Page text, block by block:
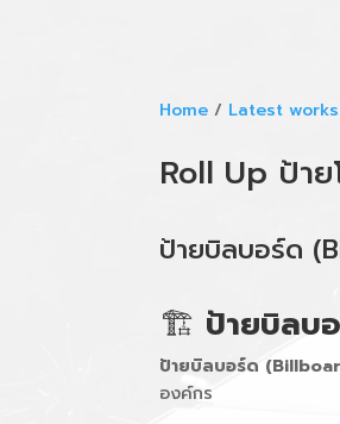
Home / Latest works
Roll Up ป้า
ป้ายบิลบอร์ด
🏗️ ป้ายบิลบ
ป้ายบิลบอร์ด
องค์กร